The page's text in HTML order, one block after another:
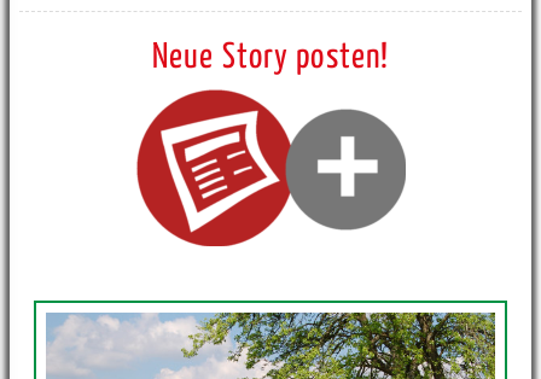
Neue Story posten!